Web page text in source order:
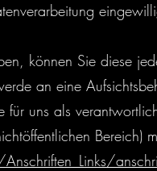
können Sie diese
an eine
uns als
Bereich)